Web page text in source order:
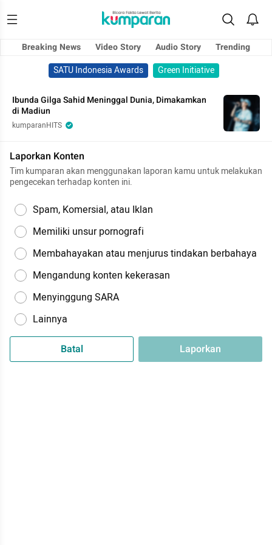
Breaking News Video Story Audio Story
Trending
SATU Indonesia Awards
Green Initiative
Ibunda Gilga Sahid Meninggal Dunia, Dimakamkan
di Madiun
kumparanHITS
Laporkan Konten
Tim kumparan akan menggunakan laporan kamu untuk melakukan
pengecekan terhadap konten ini.
Spam, Komersial, atau Iklan
Memiliki unsur pornografi
Membahayakan atau menjurus tindakan berbahaya
Mengandung konten kekerasan
Menyinggung SARA
Lainnya
Batal Laporkan